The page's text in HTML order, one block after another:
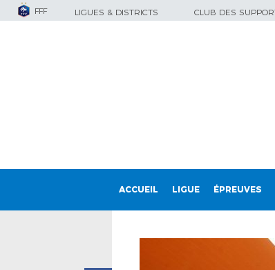
FFF LIGUES & DISTRICTS CLUB DES
ACCUEIL LIGUE ÉPREUVES